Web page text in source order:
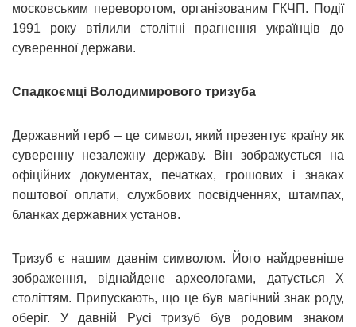
московським переворотом, організованим ГКЧП. Події
1991 року втілили столітні прагнення українців до
суверенної держави.
Спадкоємці Володимирового тризуба
Державний герб – це символ, який презентує країну як
суверенну незалежну державу. Він зображується на
офіційних документах, печатках, грошових і знаках
поштової оплати, службових посвідченнях, штампах,
бланках державних установ.
Тризуб є нашим давнім символом. Його найдревніше
зображення, віднайдене археологами, датується X
століттям. Припускають, що це був магічний знак роду,
оберіг. У давній Русі тризуб був родовим знаком